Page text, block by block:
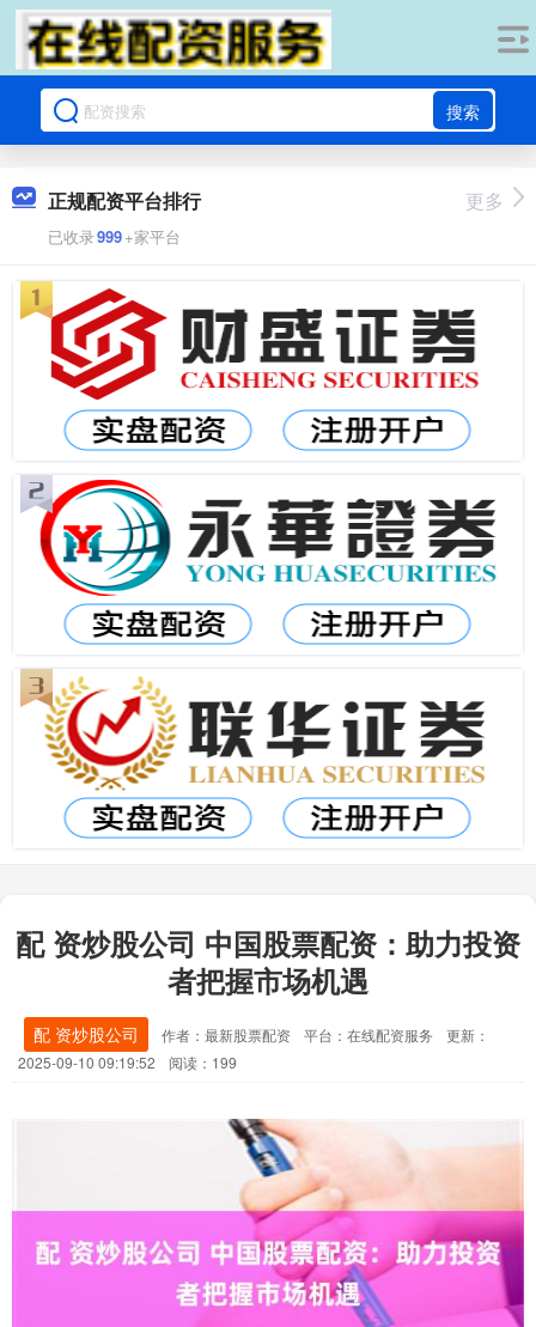
搜索
正规配资平台排行
已收录999+家平台
更多
配 资炒股公司 中国股票配资：助力投资
者把握市场机遇
配 资炒股公司 作者：最新股票配资 平台：在线配资服务
更新：
2025-09-10 09:19:52
阅读：199